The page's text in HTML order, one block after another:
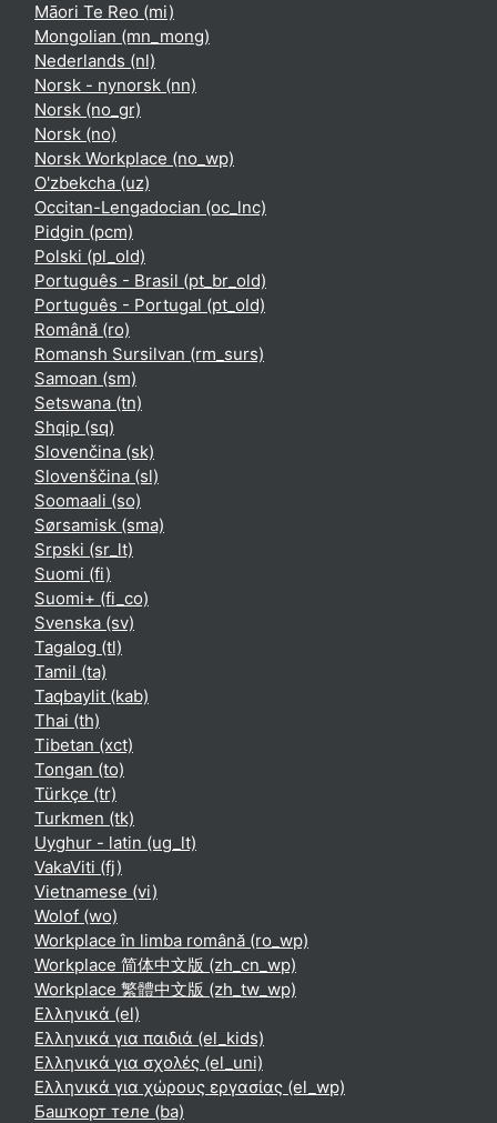
Māori Te Reo ‎(mi)‎
Mongolian ‎(mn_mong)‎
Nederlands ‎(nl)‎
Norsk - nynorsk ‎(nn)‎
Norsk ‎(no_gr)‎
Norsk ‎(no)‎
Norsk Workplace ‎(no_wp)‎
O'zbekcha ‎(uz)‎
Occitan-Lengadocian ‎(oc_lnc)‎
Pidgin ‎(pcm)‎
Polski ‎(pl_old)‎
Português - Brasil ‎(pt_br_old)‎
Português - Portugal ‎(pt_old)‎
Română ‎(ro)‎
Romansh Sursilvan ‎(rm_surs)‎
Samoan ‎(sm)‎
Setswana ‎(tn)‎
Shqip ‎(sq)‎
Slovenčina ‎(sk)‎
Slovenščina ‎(sl)‎
Soomaali ‎(so)‎
Sørsamisk ‎(sma)‎
Srpski ‎(sr_lt)‎
Suomi ‎(fi)‎
Suomi+ ‎(fi_co)‎
Svenska ‎(sv)‎
Tagalog ‎(tl)‎
Tamil ‎(ta)‎
Taqbaylit ‎(kab)‎
Thai ‎(th)‎
Tibetan ‎(xct)‎
Tongan ‎(to)‎
Türkçe ‎(tr)‎
Turkmen ‎(tk)‎
Uyghur - latin ‎(ug_lt)‎
VakaViti ‎(fj)‎
Vietnamese ‎(vi)‎
Wolof ‎(wo)‎
Workplace în limba română ‎(ro_wp)‎
Workplace 简体中文版 ‎(zh_cn_wp)‎
Workplace 繁體中文版 ‎(zh_tw_wp)‎
Ελληνικά ‎(el)‎
Ελληνικά για παιδιά ‎(el_kids)‎
Ελληνικά για σχολές ‎(el_uni)‎
Ελληνικά για χώρους εργασίας ‎(el_wp)‎
Башҡорт теле ‎(ba)‎